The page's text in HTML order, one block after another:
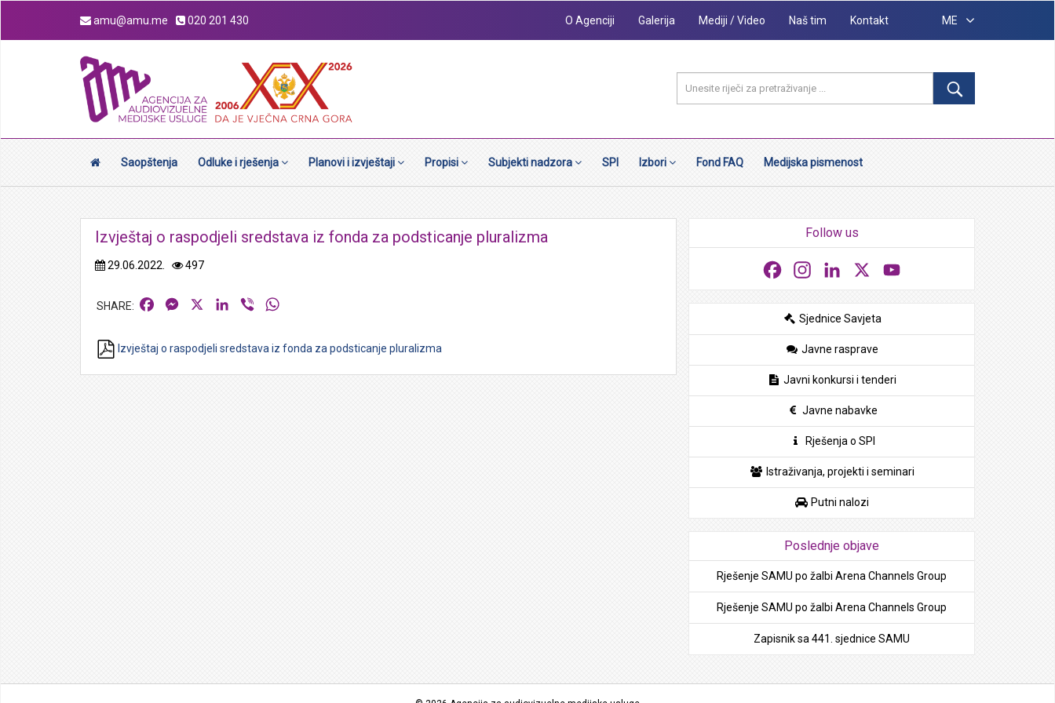
amu@amu.me 020 201 430 O Agenciji Galerija Mediji / Video Naš tim Kontakt ME
Saopštenja Odluke i rješenja Planovi i izvještaji Propisi Subjekti nadzora SPI Izbori Fond FAQ Medijska pismenost
Izvještaj o raspodjeli sredstava iz fonda za podsticanje pluralizma
29.06.2022. 497
FacebookMessengerLinkedIn
Viber
Izvještaj o raspodjeli sredstava iz fonda za podsticanje pluralizma
Follow us
FacebookInstagramLinkedIn
Sjednice Savjeta
Javne rasprave
Javni konkursi i tenderi
Javne nabavke
Rješenja o SPI
Istraživanja, projekti i seminari
Putni nalozi
Poslednje objave
Rješenje SAMU po žalbi Arena Channels Group
Rješenje SAMU po žalbi Arena Channels Group
Zapisnik sa 441. sjednice SAMU